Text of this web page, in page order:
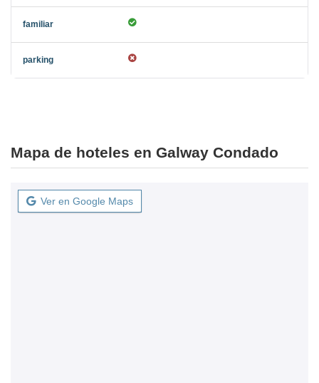
Mapa de hoteles en Galway Condado
Ver en Google Maps